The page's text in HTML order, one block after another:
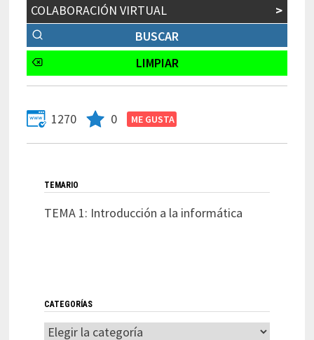
COLABORACIÓN VIRTUAL >
1270 0
TEMARIO
TEMA 1: Introducción a la informática
CATEGORÍAS
Categorías